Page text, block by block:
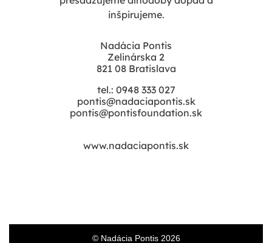
inšpirujeme.
Nadácia Pontis
Zelinárska 2
821 08 Bratislava
tel.: 0948 333 027
pontis@nadaciapontis.sk
pontis@pontisfoundation.sk
www.nadaciapontis.sk
© Nadácia Pontis 2026